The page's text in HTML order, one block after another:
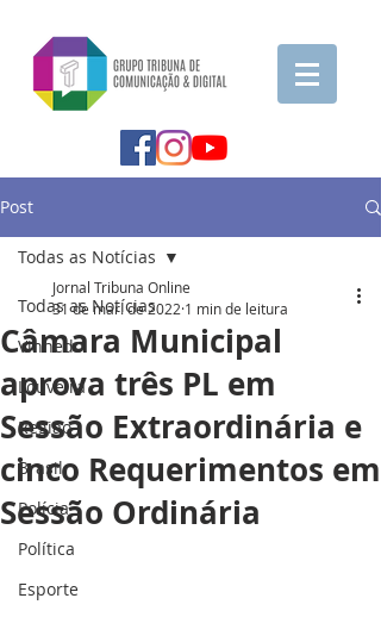
Post
Todas as Notícias
Vinhedo
Louveira
Região
Brasil
Polícia
Política
Esporte
Todas as Notícias
Câmara Municipal
aprova três PL em
Sessão Extraordinária e
cinco Requerimentos em
Sessão Ordinária
Jornal Tribuna Online
31 de mar. de 2022 1 min de leitura